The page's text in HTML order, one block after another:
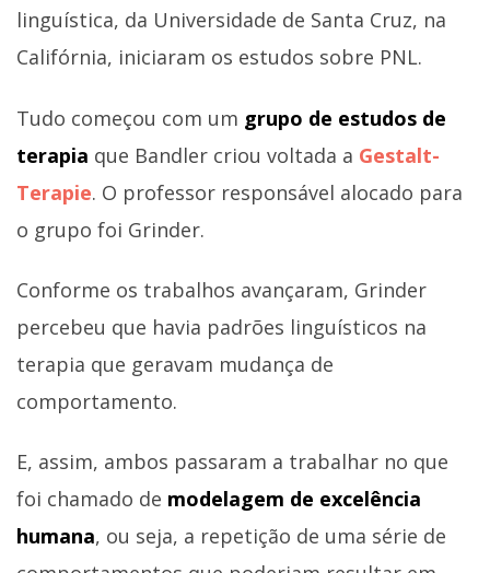
linguística, da Universidade de Santa Cruz, na
Califórnia, iniciaram os estudos sobre PNL.
Tudo começou com um grupo de estudos de
terapia que Bandler criou voltada a Gestalt-
Terapie. O professor responsável alocado para
o grupo foi Grinder.
Conforme os trabalhos avançaram, Grinder
percebeu que havia padrões linguísticos na
terapia que geravam mudança de
comportamento.
E, assim, ambos passaram a trabalhar no que
foi chamado de modelagem de excelência
humana, ou seja, a repetição de uma série de